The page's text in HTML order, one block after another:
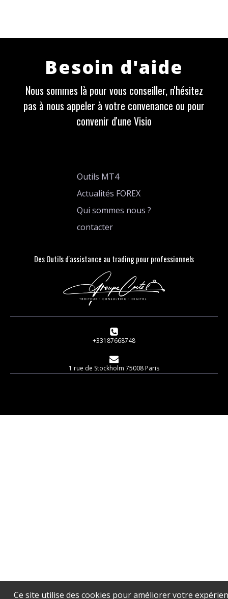
Besoin d'aide
Nous sommes là pour vous conseiller, n'hésitez
pas à nous appeler à votre convenance ou pour
convenir d'une Visio
Outils MT4
Actualités FOREX
Qui sommes nous ?
contacter
Des Outils d'assistance au trading pour professionnels
+33187668748
1 rue de Stockholm 75008 Paris
Ce site utilise des cookies pour améliorer votre